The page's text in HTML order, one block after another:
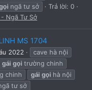
ngã tư sở
Trả lời: 0
Ngã Tư Sở
MS 1704
2022
cave hà nội
gái gọi trường chinh
chinh gái gọi hà nội
tư sở